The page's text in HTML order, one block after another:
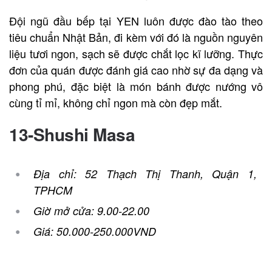
Đội ngũ đầu bếp tại YEN luôn được đào tào theo
tiêu chuẩn Nhật Bản, đi kèm với đó là nguồn nguyên
liệu tươi ngon, sạch sẽ được chắt lọc kĩ lưỡng. Thực
đơn của quán được đánh giá cao nhờ sự đa dạng và
phong phú, đặc biệt là món bánh được nướng vô
cùng tỉ mỉ, không chỉ ngon mà còn đẹp mắt.
13-Shushi Masa
Địa chỉ: 52 Thạch Thị Thanh, Quận 1,
TPHCM
Giờ mở cửa: 9.00-22.00
Giá: 50.000-250.000VND